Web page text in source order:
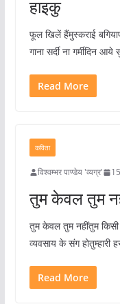
हाइकु
फूल खिलें हैंमुस्कराई
गाना सर्दी ना गर्मीदिन
Read More
कविता
विश्वम्भर पाण्डेय 'व्यग्र'
तुम केवल तुम
तुम केवल तुम नहींतुम
व्यवसाय के संग होतुम्हारी
Read More